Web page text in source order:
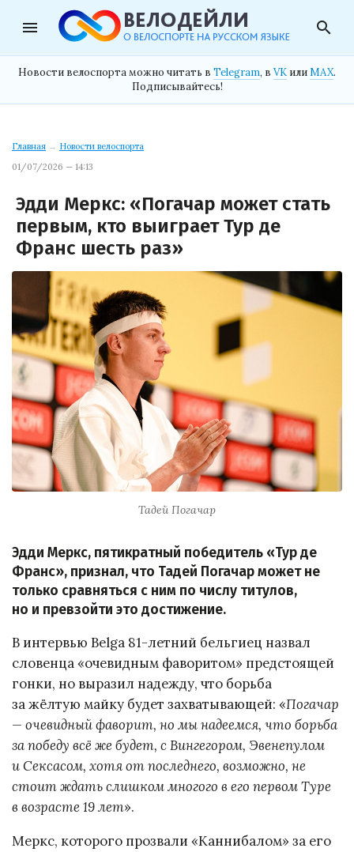
menu search
Новости велоспорта можно читать в Telegram, в VK илиMAX.
Подписывайтесь!
Главная → Новости велоспорта
01/07/2026 — 14:13
Эдди Меркс: «Погачар может стать
первым, кто выиграет Тур де
Франс шесть раз»
Тадей Погачар
Эдди Меркс, пятикратный победитель «Тур де
Франс», признал, что Тадей Погачар может не
только сравняться с ним по числу титулов,
но и превзойти это достижение.
В интервью Belga 81-летний бельгиец назвал
словенца «очевидным фаворитом» предстоящей
гонки, но выразил надежду, что борьба
за жёлтую майку будет захватывающей: «Погачар
— очевидный фаворит, но мы надеемся, что борьба
за победу всё же будет, с Вингегором, Эвенепулом
и Сексасом, хотя от последнего, возможно, не
стоит ждать слишком многого в его первом Туре
в возрасте 19 лет».
Меркс, которого прозвали «Каннибалом» за его